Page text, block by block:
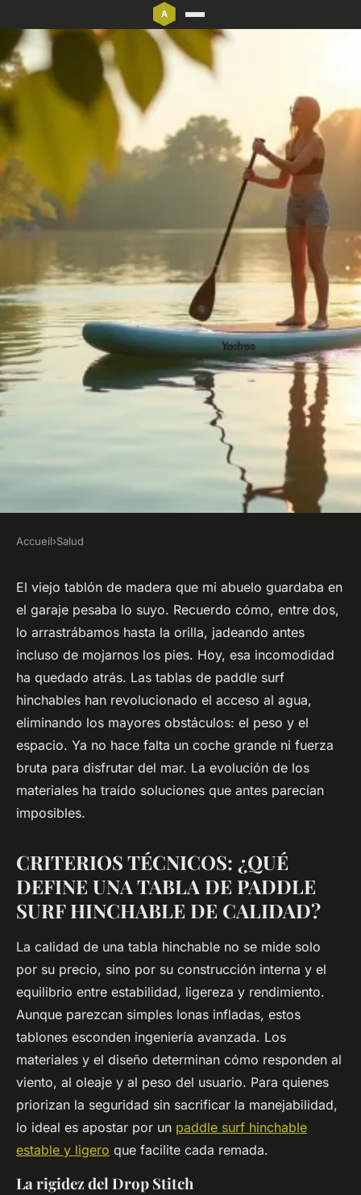
¿Buscas comodidad y
estabilidad en tu tabla paddle
surf hinchable?
Núria•07/05/2026 10:52•8 min de lecture
Accueil›Salud
El viejo tablón de madera que mi abuelo guardaba en
el garaje pesaba lo suyo. Recuerdo cómo, entre dos,
lo arrastrábamos hasta la orilla, jadeando antes
incluso de mojarnos los pies. Hoy, esa incomodidad
ha quedado atrás. Las tablas de paddle surf
hinchables han revolucionado el acceso al agua,
eliminando los mayores obstáculos: el peso y el
espacio. Ya no hace falta un coche grande ni fuerza
bruta para disfrutar del mar. La evolución de los
materiales ha traído soluciones que antes parecían
imposibles.
CRITERIOS TÉCNICOS: ¿QUÉ
DEFINE UNA TABLA DE PADDLE
SURF HINCHABLE DE CALIDAD?
La calidad de una tabla hinchable no se mide solo
por su precio, sino por su construcción interna y el
equilibrio entre estabilidad, ligereza y rendimiento.
Aunque parezcan simples lonas infladas, estos
tablones esconden ingeniería avanzada. Los
materiales y el diseño determinan cómo responden al
viento, al oleaje y al peso del usuario. Para quienes
priorizan la seguridad sin sacrificar la manejabilidad,
lo ideal es apostar por un paddle surf hinchable
estable y ligero que facilite cada remada.
La rigidez del Drop Stitch